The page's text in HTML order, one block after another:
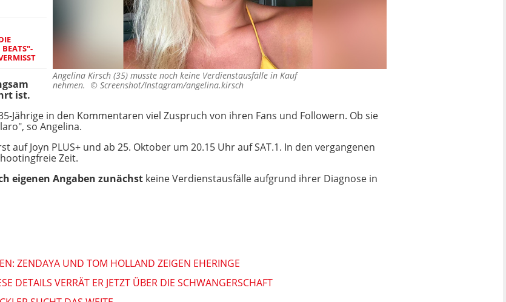
Angelina Kirsch (35) musste noch keine Verdienstausfälle in Kauf
nehmen. © Screenshot/Instagram/angelina.kirsch
ist.
Jährige in den Kommentaren viel Zuspruch von ihren Fans und Followern. Ob sie
so Angelina.
auf Joyn PLUS+ und ab 25. Oktober um 20.15 Uhr auf SAT.1. In den vergangenen
Zeit.
eigenen Angaben zunächst keine Verdienstausfälle aufgrund ihrer Diagnose in
ZENDAYA UND TOM HOLLAND ZEIGEN EHERINGE
DETAILS VERRÄT ER JETZT ÜBER DIE SCHWANGERSCHAFT